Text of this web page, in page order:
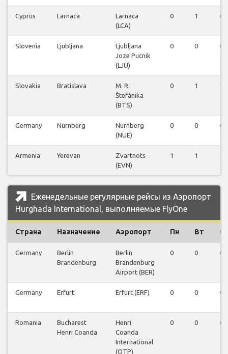
Cyprus Larnaca
Larnaca
(LCA)
0 1 0
Slovenia Ljubljana
Ljubljana
Joze Pucnik
(LJU)
0 0 0
Slovakia Bratislava
M. R.
Štefánika
(BTS)
0 1 1
Germany Nürnberg
Nürnberg
(NUE)
0 0 0
Armenia Yerevan
Zvartnots
(EVN)
1 1 1
Еженедельные регулярные рейсы из Аэропорт
Hurghada International, выполняемые FlyOne
Страна Назначение Аэропорт Пн Вт Ср
Germany
Berlin
Brandenburg
Berlin
Brandenburg
Airport (BER)
0 0 0
Germany Erfurt Erfurt (ERF) 0 0 0
Romania
Bucharest
Henri Coanda
Henri
Coanda
International
(OTP)
0 0 0